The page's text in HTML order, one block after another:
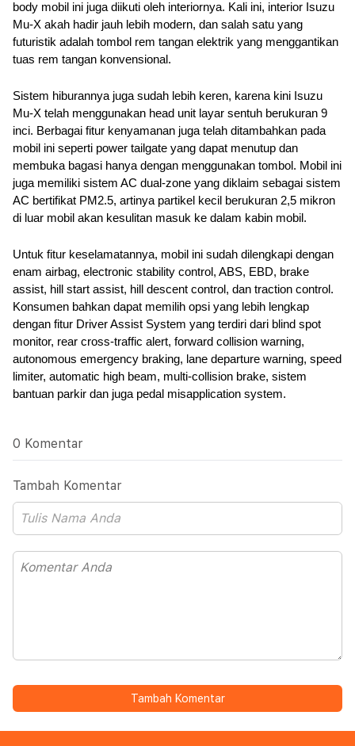
body mobil ini juga diikuti oleh interiornya. Kali ini, interior Isuzu
Mu-X akah hadir jauh lebih modern, dan salah satu yang
futuristik adalah tombol rem tangan elektrik yang menggantikan
tuas rem tangan konvensional.
Sistem hiburannya juga sudah lebih keren, karena kini Isuzu
Mu-X telah menggunakan head unit layar sentuh berukuran 9
inci. Berbagai fitur kenyamanan juga telah ditambahkan pada
mobil ini seperti power tailgate yang dapat menutup dan
membuka bagasi hanya dengan menggunakan tombol. Mobil ini
juga memiliki sistem AC dual-zone yang diklaim sebagai sistem
AC bertifikat PM2.5, artinya partikel kecil berukuran 2,5 mikron
di luar mobil akan kesulitan masuk ke dalam kabin mobil.
Untuk fitur keselamatannya, mobil ini sudah dilengkapi dengan
enam airbag, electronic stability control, ABS, EBD, brake
assist, hill start assist, hill descent control, dan traction control.
Konsumen bahkan dapat memilih opsi yang lebih lengkap
dengan fitur Driver Assist System yang terdiri dari blind spot
monitor, rear cross-traffic alert, forward collision warning,
autonomous emergency braking, lane departure warning, speed
limiter, automatic high beam, multi-collision brake, sistem
bantuan parkir dan juga pedal misapplication system.
0 Komentar
Tambah Komentar
Tambah Komentar